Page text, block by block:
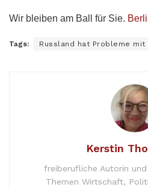
Wir bleiben am Ball für Sie.
Tags: Russland hat Probleme
Kerstin
freiberufliche Autorin
Themen Wirtschaft,